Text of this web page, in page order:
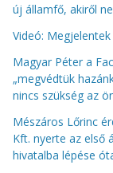
új államfő, akiről
Videó:
Magyar Péter a
„megvédtük
nincs szükség az
Mészáros Lőrinc
Kft. nyerte az első
hivatalba lépése